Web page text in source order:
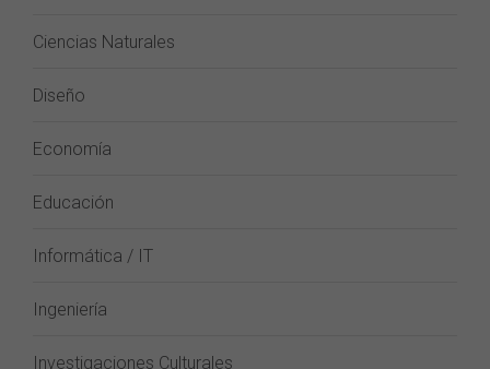
Ciencias Naturales
Diseño
Economía
Educación
Informática / IT
Ingeniería
Investigaciones Culturales